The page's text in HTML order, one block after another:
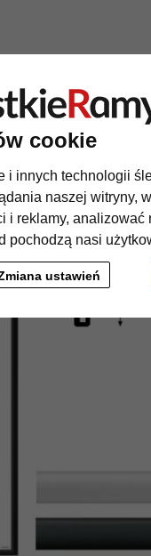
cookie
i innych technologii
naszej witryny,
i reklamy, analizować
pochodzą nasi
ustawień
Tylko 25,95
Junior